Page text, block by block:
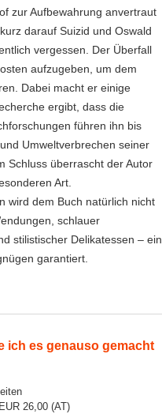
zur Aufbewahrung anvertraut
darauf Suizid und Oswald
vergessen. Der Überfall
aufzugeben, um dem
Dabei macht er einige
ergibt, dass die
führen ihn bis
Umweltverbrechen seiner
Schluss überrascht der Autor
Art.
wird dem Buch natürlich nicht
schlauer
stilistischer Delikatessen – ein
garantiert.
ich es genauso gemacht
26,00 (AT)